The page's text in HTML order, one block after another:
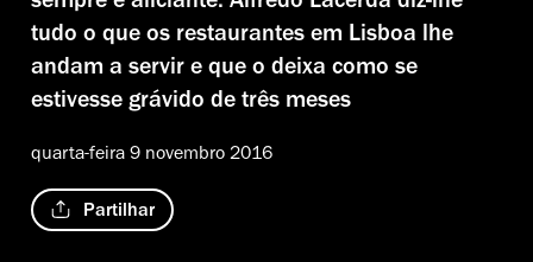
tudo o que os restaurantes em Lisboa lhe
andam a servir e que o deixa como se
estivesse grávido de três meses
quarta-feira 9 novembro 2016
Partilhar